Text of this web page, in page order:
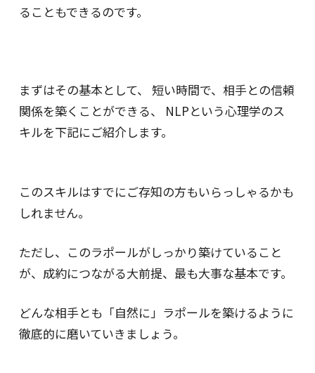
ることもできるのです。
まずはその基本として、 短い時間で、相手との信頼
関係を築くことができる、 NLPという心理学のス
キルを下記にご紹介します。
このスキルはすでにご存知の方もいらっしゃるかも
しれません。
ただし、このラポールがしっかり築けていること
が、成約につながる大前提、最も大事な基本です。
どんな相手とも「自然に」ラポールを築けるように
徹底的に磨いていきましょう。